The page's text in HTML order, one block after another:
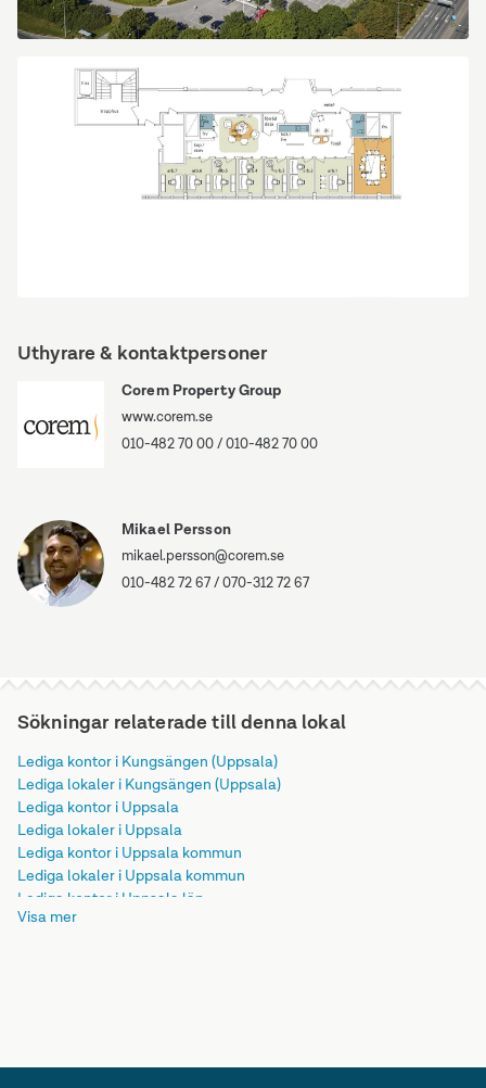
Kungsngen37_13-
9855_Limebilder.jpg
Uthyrare & kontaktpersoner
Corem Property Group
www.corem.se
010-482 70 00/010-482 70 00
Mikael Persson
mikael.persson@corem.se
010-482 72 67/070-312 72 67
Sökningar relaterade till denna lokal
Lediga kontor i Kungsängen (Uppsala)
Lediga lokaler i Kungsängen (Uppsala)
Lediga kontor i Uppsala
Lediga lokaler i Uppsala
Lediga kontor i Uppsala kommun
Lediga lokaler i Uppsala kommun
Lediga kontor i Uppsala län
Lediga lokaler i Uppsala län
Visa mer